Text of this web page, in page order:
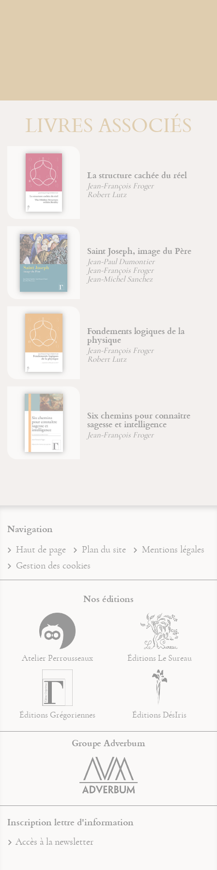
LIVRES ASSOCIÉS
cachée du réel
François Froger
Joseph, image du Père
Paul Dumontier
François Froger
Michel Sanchez
logiques de la
François Froger
pour connaître
et intelligence
François Froger
Les
Navigation
Haut de page Plan du site
Mentions légales
Gestion des cookies
Nos éditions
Atelier Perrousseaux Éditions Le Sureau
Éditions Grégoriennes Éditions DésIris
Groupe Adverbum
Inscription lettre d'information
Accès à la newsletter